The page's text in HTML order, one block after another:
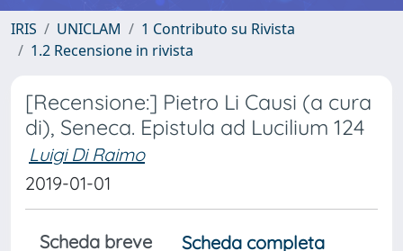
IRIS UNICLAM
1 Contributo su Rivista
1.2 Recensione in rivista
[Recensione:] Pietro Li Causi (a cura
di), Seneca. Epistula ad Lucilium 124
Luigi Di Raimo
2019-01-01
Scheda breve
Scheda completa